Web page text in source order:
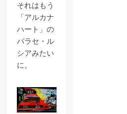
それはもう
「アルカナ
ハート」の
パラセ・ル
シアみたい
に。